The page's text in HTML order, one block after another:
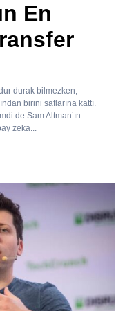
En
durak bilmezken,
birini saflarına kattı.
de Sam Altman’ın
zeka...